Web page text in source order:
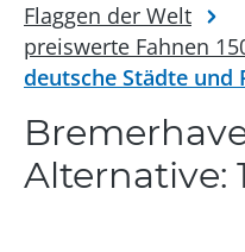
Flaggen der Welt
preiswerte Fahnen
deutsche Städte und
Alternative: